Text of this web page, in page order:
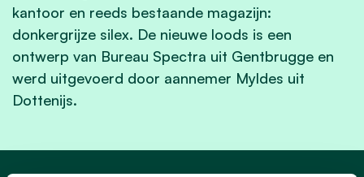
kantoor en reeds bestaande magazijn:
donkergrijze silex. De nieuwe loods is een
ontwerp van Bureau Spectra uit Gentbrugge en
werd uitgevoerd door aannemer Myldes uit
Dottenijs.